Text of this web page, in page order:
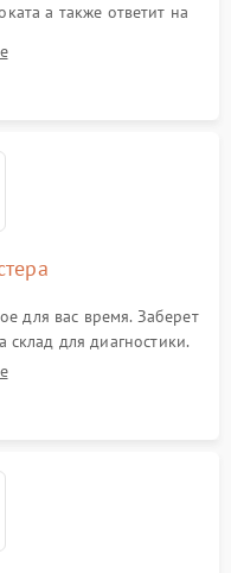
а также ответит на
для вас время. Заберет
склад для диагностики.